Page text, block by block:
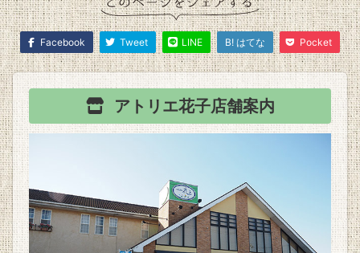
Facebook Tweet LINE B! はてな Pocket
アトリエ花子店舗案内